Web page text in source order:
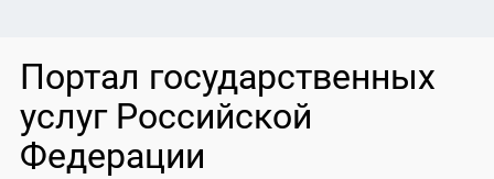
Портал государственных
услуг Российской
Федерации